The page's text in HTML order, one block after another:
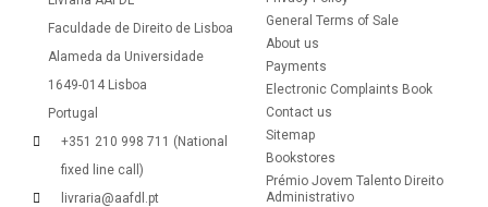
Faculdade de Direito de Lisboa
Alameda da Universidade
1649-014 Lisboa
Portugal
+351 210 998 711 (National
fixed line call)
livraria@aafdl.pt
General Terms of Sale
About us
Payments
Electronic Complaints Book
Contact us
Sitemap
Bookstores
Prémio Jovem Talento Direito
Administrativo